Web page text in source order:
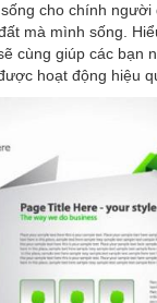
cho chính người
mà mình sống.
cùng giúp các bạn
hoạt động hiệu